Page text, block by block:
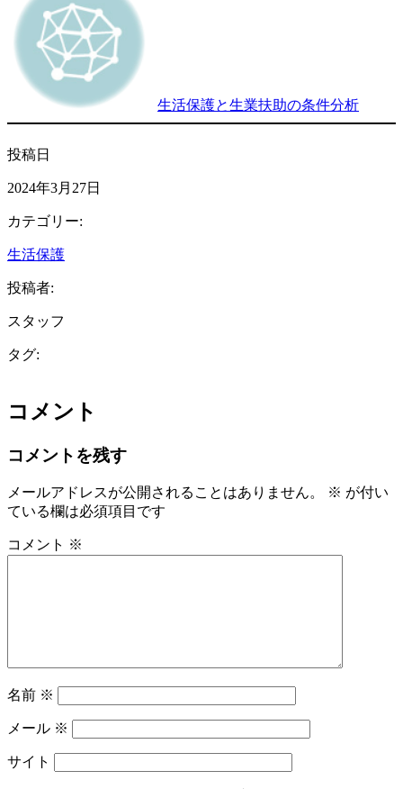
生活保護と生業扶助の条件分析
投稿日
2024年3月27日
カテゴリー:
生活保護
投稿者:
スタッフ
タグ:
コメント
コメントを残す
メールアドレスが公開されることはありません。 ※ が付い
ている欄は必須項目です
コメント ※
名前 ※
メール ※
サイト